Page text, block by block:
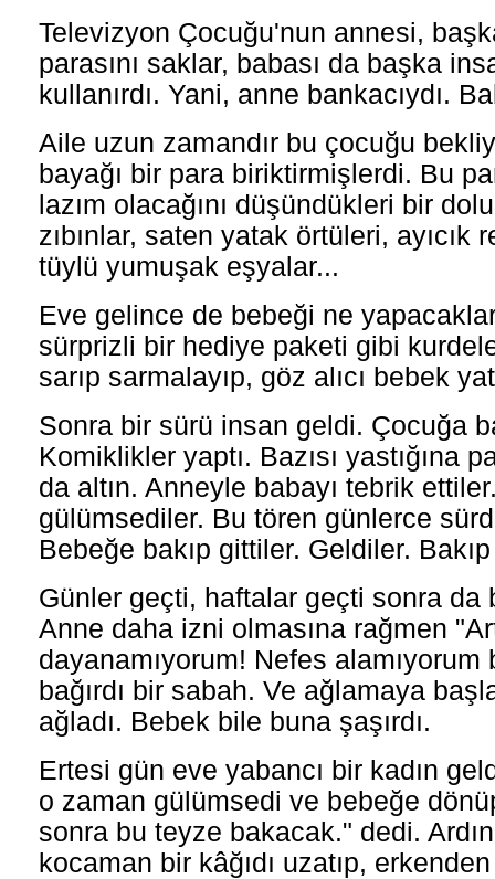
Televizyon Çocuğu'nun annesi,
parasını saklar, babası da başka
kullanırdı. Yani, anne bankacıydı.
Aile uzun zamandır bu çocuğu
bayağı bir para biriktirmişlerdi. Bu
lazım olacağını düşündükleri bir
zıbınlar, saten yatak örtüleri, ayıcık
tüylü yumuşak eşyalar...
Eve gelince de bebeği ne
sürprizli bir hediye paketi gibi
sarıp sarmalayıp, göz alıcı bebek
Sonra bir sürü insan geldi. Çocuğa
Komiklikler yaptı. Bazısı yastığına
da altın. Anneyle babayı tebrik
gülümsediler. Bu tören günlerce
Bebeğe bakıp gittiler. Geldiler.
Günler geçti, haftalar geçti sonra da
Anne daha izni olmasına rağmen
dayanamıyorum! Nefes alamıyorum
bağırdı bir sabah. Ve ağlamaya
ağladı. Bebek bile buna şaşırdı.
Ertesi gün eve yabancı bir kadın
o zaman gülümsedi ve bebeğe
sonra bu teyze bakacak." dedi.
kocaman bir kâğıdı uzatıp, erkenden